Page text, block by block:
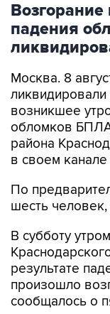
падения
Москва. 8
возникшее
обломков
района
в своем канале
По
шесть
В субботу
результате
произошло
сообщалось о